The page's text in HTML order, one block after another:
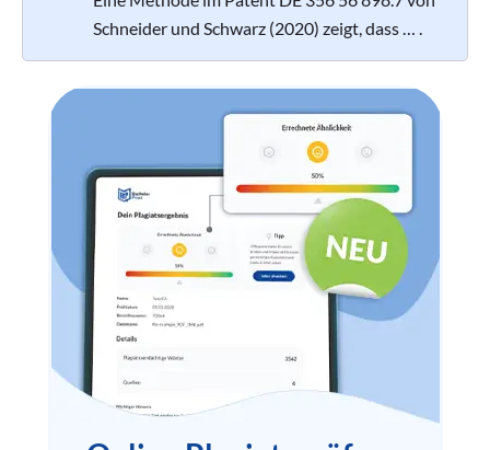
Schneider und Schwarz (2020) zeigt, dass … .